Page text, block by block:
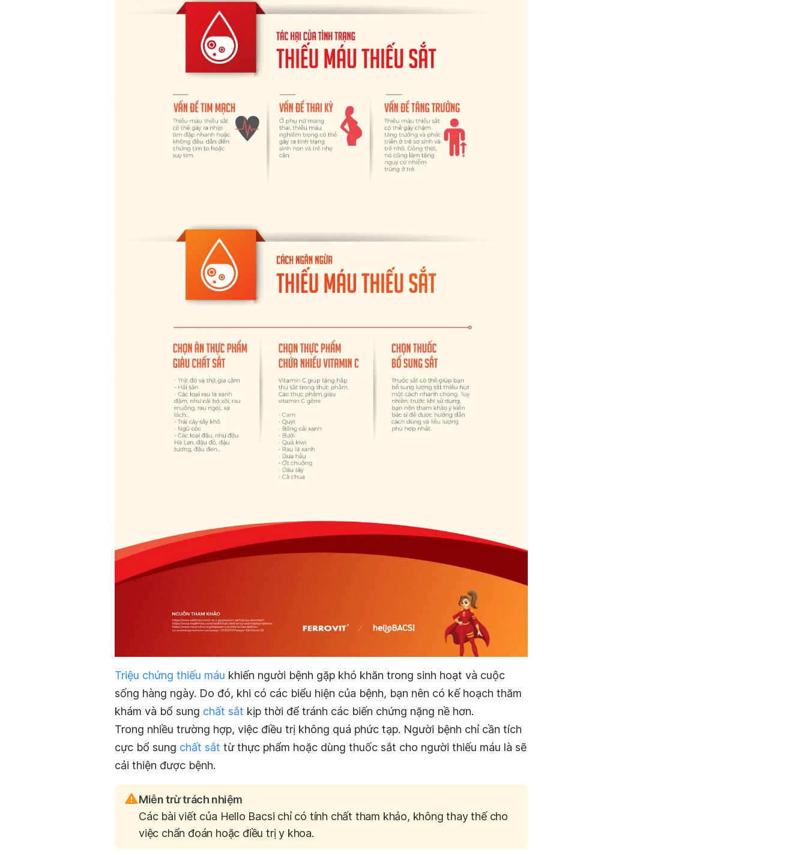
Triệu chứng thiếu máu khiến người bệnh gặp khó khăn trong sinh hoạt và cuộc
sống hàng ngày. Do đó, khi có các biểu hiện của bệnh, bạn nên có kế hoạch thăm
khám và bổ sung chất sắt kịp thời để tránh các biến chứng nặng nề hơn.
Trong nhiều trường hợp, việc điều trị không quá phức tạp. Người bệnh chỉ cần tích
cực bổ sung chất sắt từ thực phẩm hoặc dùng thuốc sắt cho người thiếu máu là sẽ
cải thiện được bệnh.
Miễn trừ trách nhiệm
Các bài viết của Hello Bacsi chỉ có tính chất tham khảo, không thay thế cho
việc chẩn đoán hoặc điều trị y khoa.